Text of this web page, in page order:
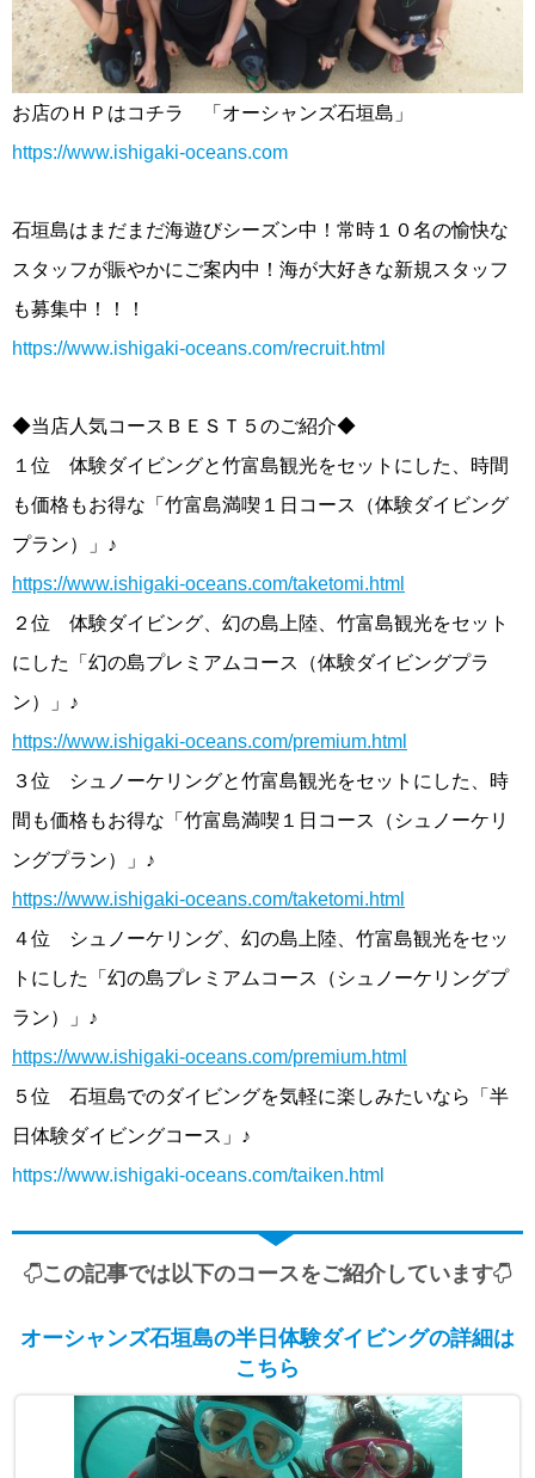
お店のＨＰはコチラ 「オーシャンズ石垣島」
https://www.ishigaki-oceans.com
石垣島はまだまだ海遊びシーズン中！常時１０名の愉快な
スタッフが賑やかにご案内中！海が大好きな新規スタッフ
も募集中！！！
https://www.ishigaki-oceans.com/recruit.html
◆当店人気コースＢＥＳＴ５のご紹介◆
１位 体験ダイビングと竹富島観光をセットにした、時間
も価格もお得な「竹富島満喫１日コース（体験ダイビング
プラン）」♪
https://www.ishigaki-oceans.com/taketomi.html
２位 体験ダイビング、幻の島上陸、竹富島観光をセット
にした「幻の島プレミアムコース（体験ダイビングプラ
ン）」♪
https://www.ishigaki-oceans.com/premium.html
３位 シュノーケリングと竹富島観光をセットにした、時
間も価格もお得な「竹富島満喫１日コース（シュノーケリ
ングプラン）」♪
https://www.ishigaki-oceans.com/taketomi.html
４位 シュノーケリング、幻の島上陸、竹富島観光をセッ
トにした「幻の島プレミアムコース（シュノーケリングプ
ラン）」♪
https://www.ishigaki-oceans.com/premium.html
５位 石垣島でのダイビングを気軽に楽しみたいなら「半
日体験ダイビングコース」♪
https://www.ishigaki-oceans.com/taiken.html
この記事では以下のコースをご紹介しています
オーシャンズ石垣島の半日体験ダイビングの詳細は
こちら